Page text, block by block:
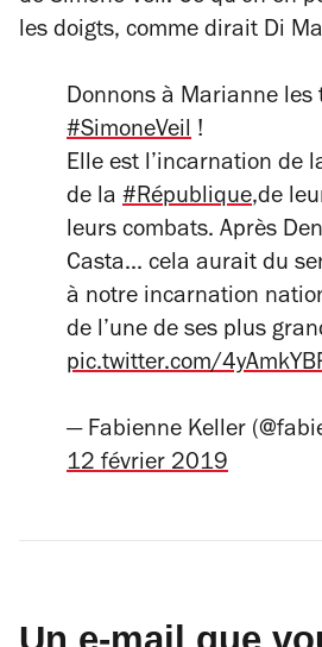
les doigts, comme dirait Di
Donnons à Marianne les
#SimoneVeil !
Elle est l’incarnation de
de la #République,de
leurs combats. Après
Casta... cela aurait du
à notre incarnation
de l’une de ses plus
pic.twitter.com/
— Fabienne Keller
12 février 2019